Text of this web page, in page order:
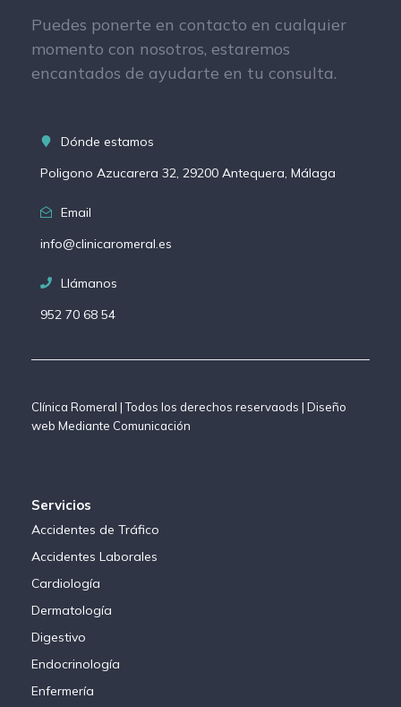
Puedes ponerte en contacto en cualquier
momento con nosotros, estaremos
encantados de ayudarte en tu consulta.
Dónde estamos
Poligono Azucarera 32, 29200 Antequera, Málaga
Email
info@clinicaromeral.es
Llámanos
952 70 68 54
Clínica Romeral | Todos los derechos reservaods | Diseño
web Mediante Comunicación
Servicios
Accidentes de Tráfico
Accidentes Laborales
Cardiología
Dermatología
Digestivo
Endocrinología
Enfermería